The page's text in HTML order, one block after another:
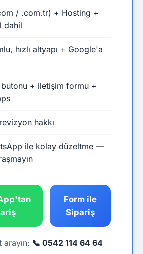
/ .com.tr) + Hosting +
dahil
hızlı altyapı + Google'a
+ iletişim formu +
hakkı
ile kolay düzeltme —
Form ile
Sipariş
📞 0542 114 64 64